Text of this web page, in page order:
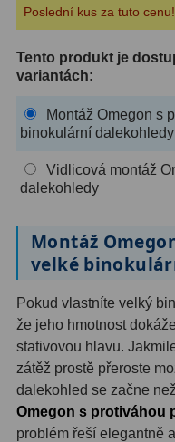
ED a Flat Field
Měřící, s mřížkou6
Doplňky1
Filtry
Měsíční a Polarizační23
Sluneční44
CLS a UHC18
Širokopásmové13
OIII9
Poslední kus za tuto cenu!
Tento produkt je
variantách:
Montáž Omegon s
binokulární dalekohledy
Vidlicová montáž
dalekohledy
Montáž
velké
Pokud vlastníte velký
že jeho hmotnost
stativovou hlavu.
zátěž prostě přeroste
dalekohled se začne
Omegon s protiváhou
problém řeší elegantně